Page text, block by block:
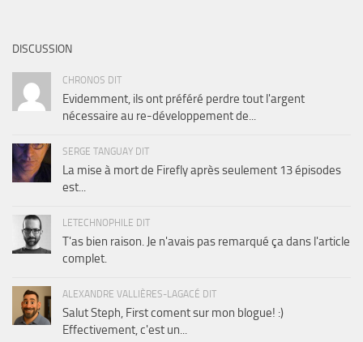
DISCUSSION
CHRONOS DIT
Evidemment, ils ont préféré perdre tout l'argent
nécessaire au re-développement de...
SERGE TANGUAY DIT
La mise à mort de Firefly après seulement 13 épisodes
est...
LETECHNOPHILE DIT
T'as bien raison. Je n'avais pas remarqué ça dans l'article
complet.
ALEXANDRE VALLIÈRES-LAGACÉ DIT
Salut Steph, First coment sur mon blogue! :)
Effectivement, c'est un...